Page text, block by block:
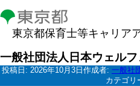
東京都保育士等キャリア
一般社団法人日本ウェル
投稿日: 2026年10月3日 作成者: 一般社
カテゴリ